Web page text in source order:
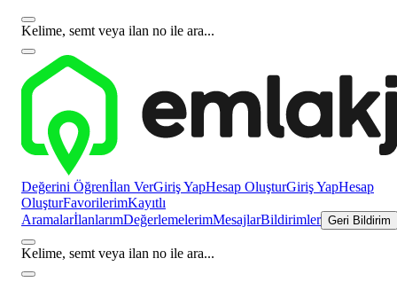
Kelime, semt veya ilan no ile ara...
Değerini Öğrenİlan VerGiriş YapHesap OluşturGiriş YapHesap
OluşturFavorilerimKayıtlı
AramalarİlanlarımDeğerlemelerimMesajlarBildirimler Geri Bildirim
Kelime, semt veya ilan no ile ara...